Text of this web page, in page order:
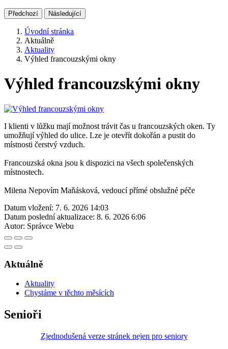
Předchozí Následující
Úvodní stránka
Aktuálně
Aktuality
Výhled francouzskými okny
Výhled francouzskými okny
I klienti v lůžku mají možnost trávit čas u francouzských oken. Ty
umožňují výhled do ulice. Lze je otevřít dokořán a pustit do
místnosti čerstvý vzduch.
Francouzská okna jsou k dispozici na všech společenských
místnostech.
Milena Nepovím Maňásková, vedoucí přímé obslužné péče
Datum vložení: 7. 6. 2026 14:03
Datum poslední aktualizace: 8. 6. 2026 6:06
Autor: Správce Webu
Aktuálně
Aktuality
Chystáme v těchto měsících
Senioři
Zjednodušená verze stránek nejen pro seniory